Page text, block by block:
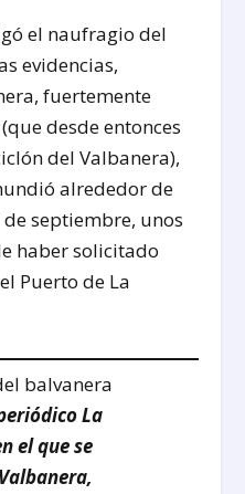
el naufragio del
evidencias,
fuertemente
desde entonces
del Valbanera),
alrededor de
septiembre, unos
haber solicitado
Puerto de La
La
el que se